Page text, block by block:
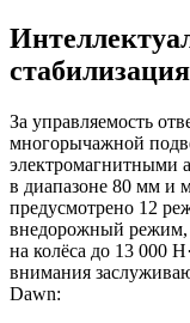
стабилизация
За управляемость
многорычажной
электромагнитными
в диапазоне 80 мм и
предусмотрено 12
внедорожный режим,
на колёса до 13 000
внимания
Dawn: